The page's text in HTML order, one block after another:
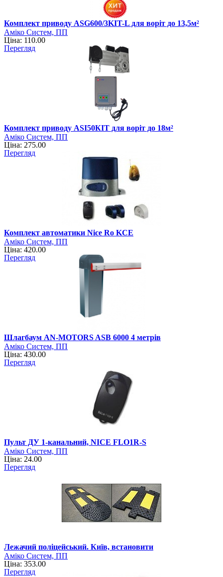
Комплект приводу ASG600/3KIT-L для воріт до 13,5м²
Аміко Систем, ПП
Ціна: 110.00
Перегляд
Комплект приводу ASI50КIT для воріт до 18м²
Аміко Систем, ПП
Ціна: 275.00
Перегляд
Комплект автоматики Nice Ro KCE
Аміко Систем, ПП
Ціна: 420.00
Перегляд
Шлагбаум AN-MOTORS ASB 6000 4 метрів
Аміко Систем, ПП
Ціна: 430.00
Перегляд
Пульт ДУ 1-канальний, NICE FLO1R-S
Аміко Систем, ПП
Ціна: 24.00
Перегляд
Лежачий поліцейський. Київ, встановити
Аміко Систем, ПП
Ціна: 353.00
Перегляд